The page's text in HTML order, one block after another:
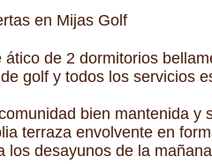
en Mijas Golf
de 2 dormitorios
golf y todos los servicios
bien mantenida y
terraza envolvente en
desayunos de la